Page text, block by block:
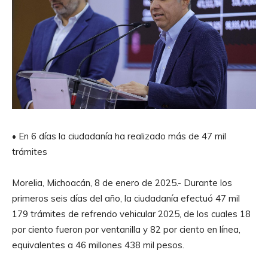
• En 6 días la ciudadanía ha realizado más de 47 mil
trámites
Morelia, Michoacán, 8 de enero de 2025.- Durante los
primeros seis días del año, la ciudadanía efectuó 47 mil
179 trámites de refrendo vehicular 2025, de los cuales 18
por ciento fueron por ventanilla y 82 por ciento en línea,
equivalentes a 46 millones 438 mil pesos.